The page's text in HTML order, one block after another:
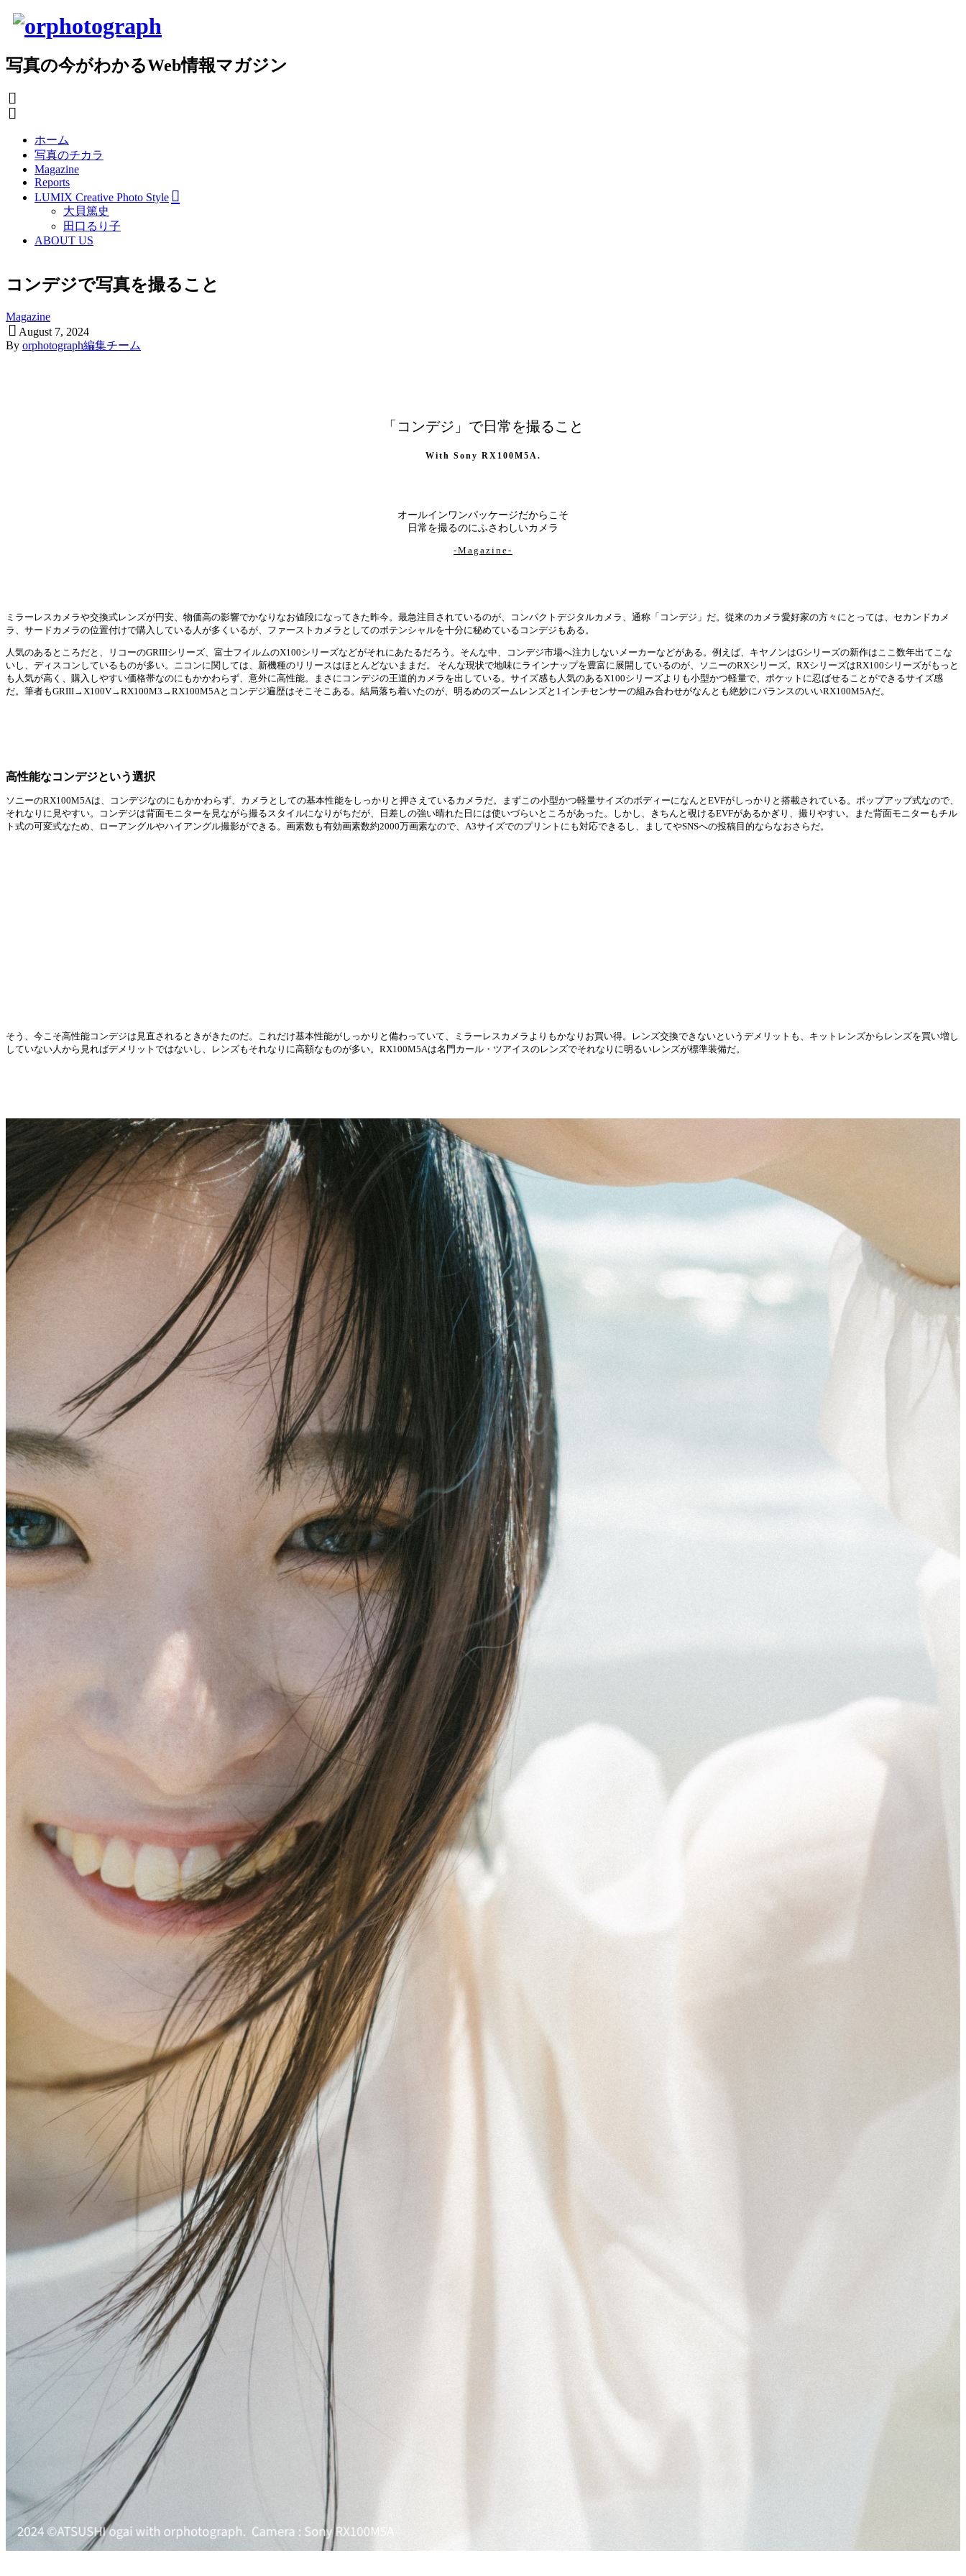
写真の今がわかるWeb情報マガジン
ホーム
写真のチカラ
Magazine
Reports
LUMIX Creative Photo Style
大貝篤史
田口るり子
ABOUT US
コンデジで写真を撮ること
Magazine
August 7, 2024
By orphotograph編集チーム
「コンデジ」で日常を撮ること
With Sony RX100M5A.
オールインワンパッケージだからこそ
日常を撮るのにふさわしいカメラ
-Magazine-
ミラーレスカメラや交換式レンズが円安、物価高の影響でかなりなお値段になってきた昨今。最急注目されているのが、コンパクトデジタルカメラ、通称「コンデジ」だ。從來のカメラ愛好家の方々にとっては、セカンドカメ
ラ、サードカメラの位置付けで購入している人が多くいるが、ファーストカメラとしてのポテンシャルを十分に秘めているコンデジもある。
人気のあるところだと、リコーのGRIIIシリーズ、富士フイルムのX100シリーズなどがそれにあたるだろう。そんな中、コンデジ市場へ注力しないメーカーなどがある。例えば、キヤノンはGシリーズの新作はここ数年出てこな
いし、ディスコンしているものが多い。ニコンに関しては、新機種のリリースはほとんどないままだ。 そんな現状で地味にラインナップを豊富に展開しているのが、ソニーのRXシリーズ。RXシリーズはRX100シリーズがもっと
も人気が高く、購入しやすい価格帯なのにもかかわらず、意外に高性能。まさにコンデジの王道的カメラを出している。サイズ感も人気のあるX100シリーズよりも小型かつ軽量で、ポケットに忍ばせることができるサイズ感
だ。筆者もGRIII→X100V→RX100M3→RX100M5Aとコンデジ遍歴はそこそこある。結局落ち着いたのが、明るめのズームレンズと1インチセンサーの組み合わせがなんとも絶妙にバランスのいいRX100M5Aだ。
高性能なコンデジという選択
ソニーのRX100M5Aは、コンデジなのにもかかわらず、カメラとしての基本性能をしっかりと押さえているカメラだ。まずこの小型かつ軽量サイズのボディーになんとEVFがしっかりと搭載されている。ポップアップ式なので、
それなりに見やすい。コンデジは背面モニターを見ながら撮るスタイルになりがちだが、日差しの強い晴れた日には使いづらいところがあった。しかし、きちんと覗けるEVFがあるかぎり、撮りやすい。また背面モニターもチル
ト式の可変式なため、ローアングルやハイアングル撮影ができる。画素数も有効画素数約2000万画素なので、A3サイズでのプリントにも対応できるし、ましてやSNSへの投稿目的ならなおさらだ。
そう、今こそ高性能コンデジは見直されるときがきたのだ。これだけ基本性能がしっかりと備わっていて、ミラーレスカメラよりもかなりお買い得。レンズ交換できないというデメリットも、キットレンズからレンズを買い増し
していない人から見ればデメリットではないし、レンズもそれなりに高額なものが多い。RX100M5Aは名門カール・ツアイスのレンズでそれなりに明るいレンズが標準装備だ。